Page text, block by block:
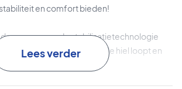
en comfort bieden!
de geavanceerde stabilisatietechnologie
van de schoen tot in de hiel loopt en
biedt.
Lees verder